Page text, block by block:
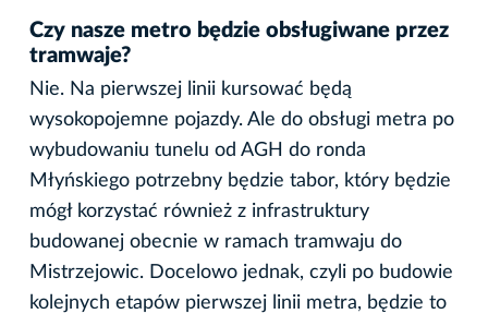
Czy nasze metro będzie obsługiwane przez
tramwaje?
Nie. Na pierwszej linii kursować będą
wysokopojemne pojazdy. Ale do obsługi metra po
wybudowaniu tunelu od AGH do ronda
Młyńskiego potrzebny będzie tabor, który będzie
mógł korzystać również z infrastruktury
budowanej obecnie w ramach tramwaju do
Mistrzejowic. Docelowo jednak, czyli po budowie
kolejnych etapów pierwszej linii metra, będzie to